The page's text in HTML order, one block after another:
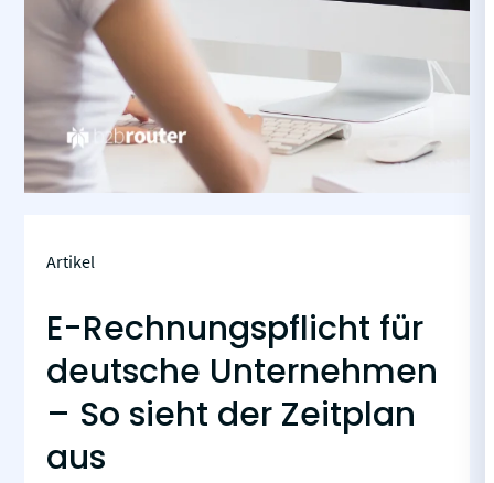
Artikel
E-Rechnungspflicht für
deutsche Unternehmen
– So sieht der Zeitplan
aus